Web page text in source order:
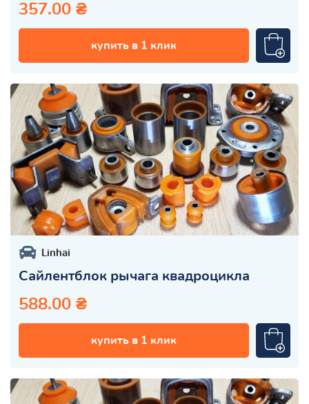
357.00 ₴
купить в 1 клик
Linhai
Сайлентблок рычага квадроцикла
588.00 ₴
купить в 1 клик